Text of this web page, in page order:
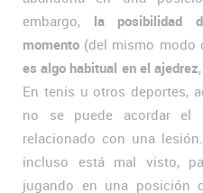
embargo, la posibilidad
momento (del mismo modo
es algo habitual en el ajedrez
En tenis u otros deportes,
no se puede acordar el
relacionado con una
incluso está mal visto,
jugando en una posición